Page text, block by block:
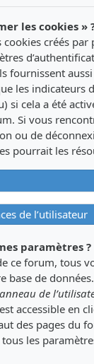
les cookies »
créés par
fournissent
les indicateurs
si cela a été
Si vous
ou de
pourrait les
de l’utilisateur
paramètres ?
ce forum, tous
base de
de
accessible en
des pages du
les